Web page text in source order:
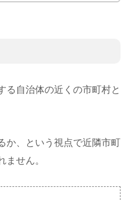
自治体の近くの市町村と
か、という視点で近隣市町
ません。